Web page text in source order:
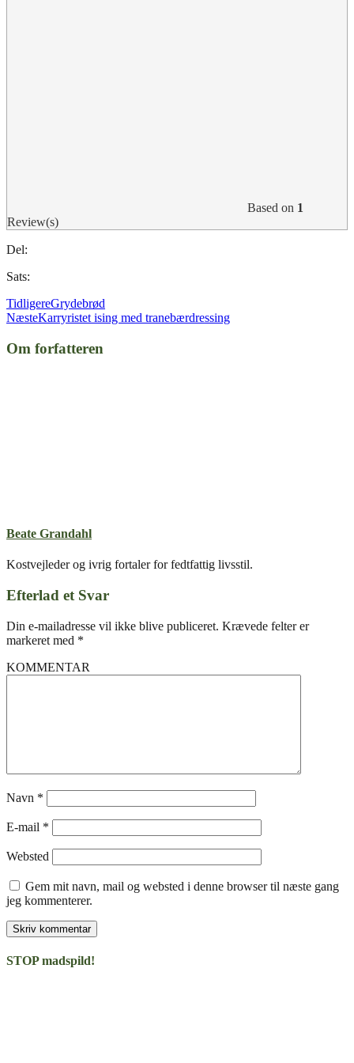
Based on 1
Review(s)
Del:
Sats:
TidligereGrydebrød
NæsteKarryristet ising med tranebærdressing
Om forfatteren
Beate Grandahl
Kostvejleder og ivrig fortaler for fedtfattig livsstil.
Efterlad et Svar
Din e-mailadresse vil ikke blive publiceret. Krævede felter er
markeret med *
KOMMENTAR
Navn *
E-mail *
Websted
Gem mit navn, mail og websted i denne browser til næste gang
jeg kommenterer.
STOP madspild!